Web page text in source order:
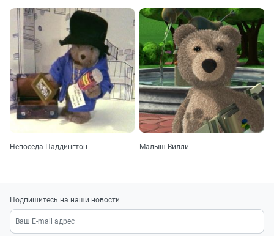
Непоседа Паддингтон Малыш Вилли
Подпишитесь на наши новости